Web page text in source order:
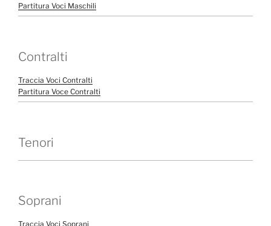
Partitura Voci Maschili
Contralti
Traccia Voci Contralti
Partitura Voce Contralti
Tenori
Soprani
Traccia Voci Soprani